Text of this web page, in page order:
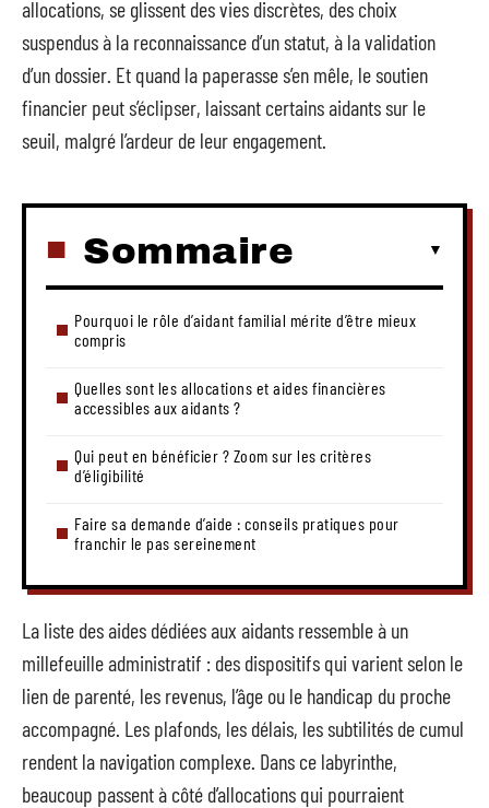
allocations, se glissent des vies discrètes, des choix
suspendus à la reconnaissance d’un statut, à la validation
d’un dossier. Et quand la paperasse s’en mêle, le soutien
financier peut s’éclipser, laissant certains aidants sur le
seuil, malgré l’ardeur de leur engagement.
Sommaire
Pourquoi le rôle d’aidant familial mérite d’être mieux
compris
Quelles sont les allocations et aides financières
accessibles aux aidants ?
Qui peut en bénéficier ? Zoom sur les critères
d’éligibilité
Faire sa demande d’aide : conseils pratiques pour
franchir le pas sereinement
La liste des aides dédiées aux aidants ressemble à un
millefeuille administratif : des dispositifs qui varient selon le
lien de parenté, les revenus, l’âge ou le handicap du proche
accompagné. Les plafonds, les délais, les subtilités de cumul
rendent la navigation complexe. Dans ce labyrinthe,
beaucoup passent à côté d’allocations qui pourraient